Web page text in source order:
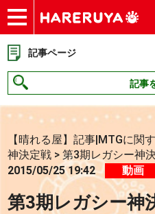
ショップ
買取
記事
デッキ検索
デッキ構築
選手一覧
店舗一覧
イベント
お問い合わせ
記事ページ
記事
【晴れる屋】記事|MTGに関
神決定戦 >第3期レガシー神
2015/05/25 19:42
動画
第3期レガシー神